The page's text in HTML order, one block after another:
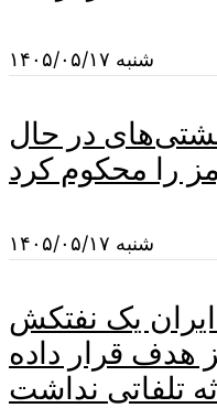
شنبه ۱۴۰۵/۰۵/۱۷
در حال
را محکوم کرد
شنبه ۱۴۰۵/۰۵/۱۷
یک نفتکش
هدف قرار داده